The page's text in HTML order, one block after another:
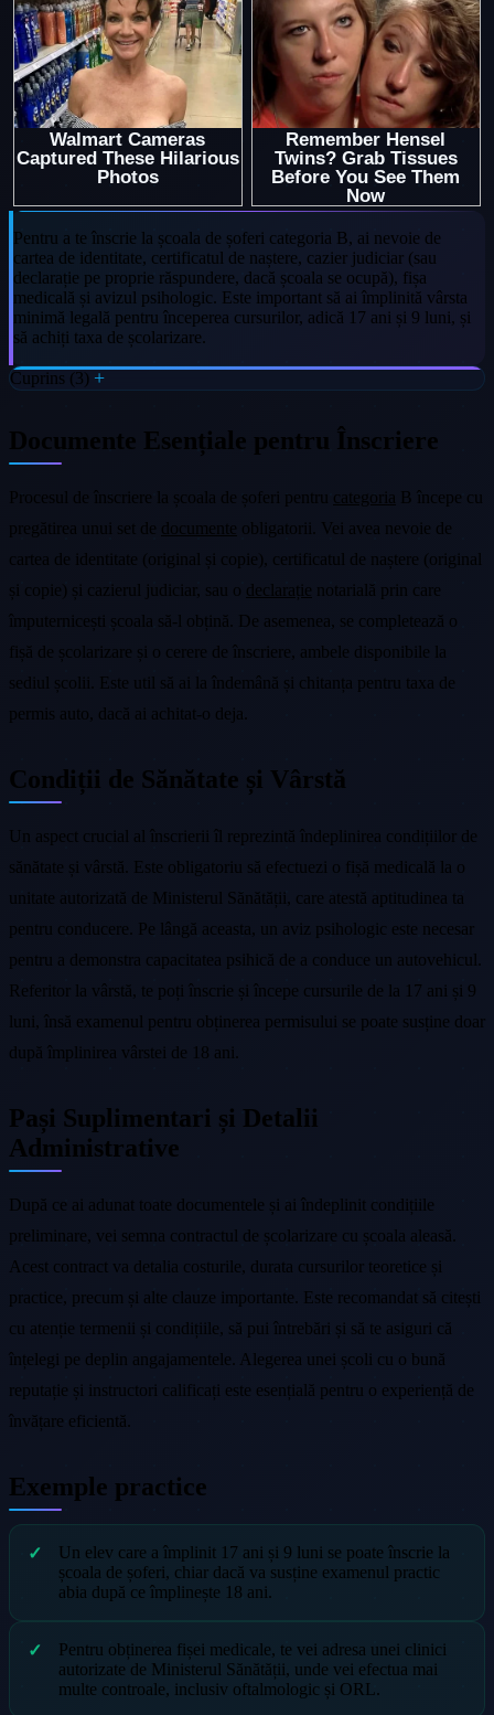
Pentru a te înscrie la școala de șoferi categoria B, ai nevoie de
cartea de identitate, certificatul de naștere, cazier judiciar (sau
declarație pe proprie răspundere, dacă școala se ocupă), fișa
medicală și avizul psihologic. Este important să ai împlinită vârsta
minimă legală pentru începerea cursurilor, adică 17 ani și 9 luni, și
să achiți taxa de școlarizare.
Cuprins (3)
Documente Esențiale pentru Înscriere
Procesul de înscriere la școala de șoferi pentru categoria B începe cu
pregătirea unui set de documente obligatorii. Vei avea nevoie de
cartea de identitate (original și copie), certificatul de naștere (original
și copie) și cazierul judiciar, sau o declarație notarială prin care
împuternicești școala să-l obțină. De asemenea, se completează o
fișă de școlarizare și o cerere de înscriere, ambele disponibile la
sediul școlii. Este util să ai la îndemână și chitanța pentru taxa de
permis auto, dacă ai achitat-o deja.
Condiții de Sănătate și Vârstă
Un aspect crucial al înscrierii îl reprezintă îndeplinirea condițiilor de
sănătate și vârstă. Este obligatoriu să efectuezi o fișă medicală la o
unitate autorizată de Ministerul Sănătății, care atestă aptitudinea ta
pentru conducere. Pe lângă aceasta, un aviz psihologic este necesar
pentru a demonstra capacitatea psihică de a conduce un autovehicul.
Referitor la vârstă, te poți înscrie și începe cursurile de la 17 ani și 9
luni, însă examenul pentru obținerea permisului se poate susține doar
după împlinirea vârstei de 18 ani.
Pași Suplimentari și Detalii
Administrative
După ce ai adunat toate documentele și ai îndeplinit condițiile
preliminare, vei semna contractul de școlarizare cu școala aleasă.
Acest contract va detalia costurile, durata cursurilor teoretice și
practice, precum și alte clauze importante. Este recomandat să citești
cu atenție termenii și condițiile, să pui întrebări și să te asiguri că
înțelegi pe deplin angajamentele. Alegerea unei școli cu o bună
reputație și instructori calificați este esențială pentru o experiență de
învățare eficientă.
Exemple practice
Un elev care a împlinit 17 ani și 9 luni se poate înscrie la
școala de șoferi, chiar dacă va susține examenul practic
abia după ce împlinește 18 ani.
Pentru obținerea fișei medicale, te vei adresa unei clinici
autorizate de Ministerul Sănătății, unde vei efectua mai
multe controale, inclusiv oftalmologic și ORL.